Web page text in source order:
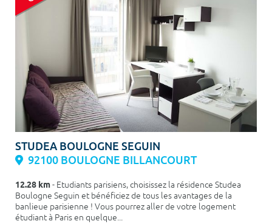
STUDEA BOULOGNE SEGUIN
92100 BOULOGNE BILLANCOURT
12.28 km- Etudiants parisiens, choisissez la résidence Studea
Boulogne Seguin et bénéficiez de tous les avantages de la
banlieue parisienne ! Vous pourrez aller de votre logement
étudiant à Paris en quelque...